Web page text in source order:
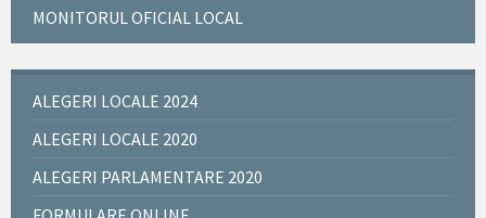
MONITORUL OFICIAL LOCAL
ALEGERI LOCALE 2024
ALEGERI LOCALE 2020
ALEGERI PARLAMENTARE 2020